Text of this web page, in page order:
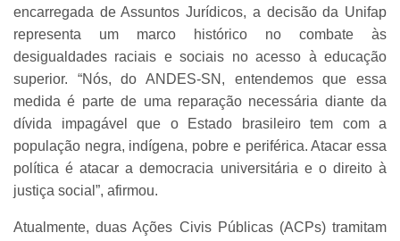
encarregada de Assuntos Jurídicos, a decisão da Unifap
representa um marco histórico no combate às
desigualdades raciais e sociais no acesso à educação
superior. “Nós, do ANDES-SN, entendemos que essa
medida é parte de uma reparação necessária diante da
dívida impagável que o Estado brasileiro tem com a
população negra, indígena, pobre e periférica. Atacar essa
política é atacar a democracia universitária e o direito à
justiça social”, afirmou.
Atualmente, duas Ações Civis Públicas (ACPs) tramitam